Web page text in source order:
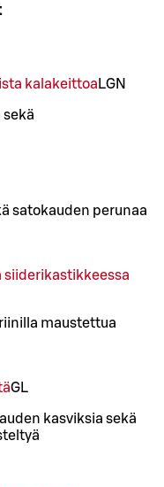
kalakeittoa LGN
sekä
satokauden perunaa
siiderikastikkeessa
maustettua
GL
kasviksia sekä